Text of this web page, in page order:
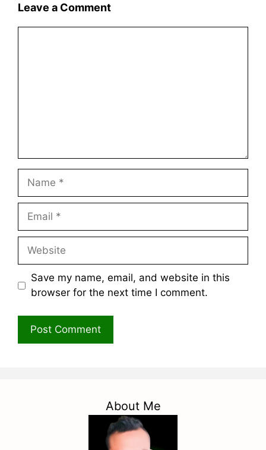
Leave a Comment
Name
Email
Website
Save my name, email, and website in this
browser for the next time I comment.
About Me